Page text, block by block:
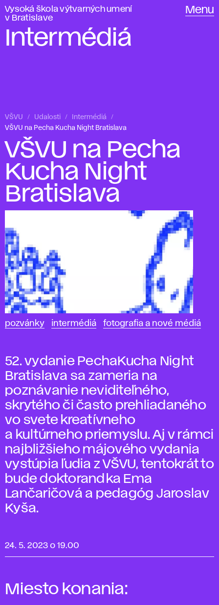
Vysoká škola výtvarných umení
v Bratislave
Menu
Intermédiá
VŠVU Udalosti
Intermédiá
VŠVU na Pecha Kucha Night Bratislava
VŠVU na Pecha
Kucha Night
Bratislava
pozvánky intermédiá fotografia a nové médiá
52. vydanie PechaKucha Night
Bratislava sa zameria na
poznávanie neviditeľného,
skrytého či často prehliadaného
vo svete kreatívneho
a kultúrneho priemyslu. Aj v rámci
najbližšieho májového vydania
vystúpia ľudia z VŠVU, tentokrát to
bude doktorandka Ema
Lančaričová a pedagóg Jaroslav
Kyša.
24. 5. 2023 o 19.00
Miesto konania: